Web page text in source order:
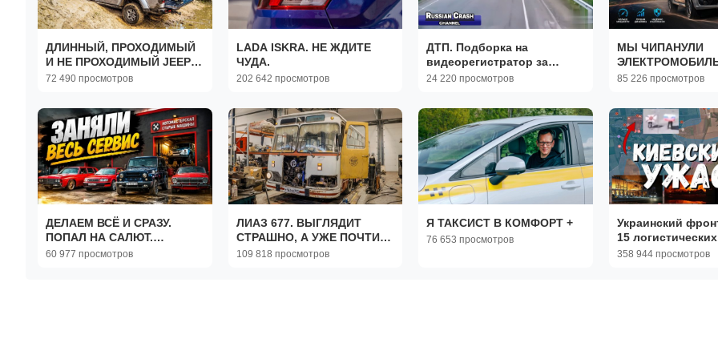
ДЛИННЫЙ, ПРОХОДИМЫЙ
И НЕ ПРОХОДИМЫЙ JEEP
GLADIATOR.
72 490 просмотров
LADA ISKRA. НЕ ЖДИТЕ
ЧУДА.
202 642 просмотров
ДТП. Подборка на
видеорегистратор за
05.08.2026 Август 2026
24 220 просмотров
МЫ ЧИПАНУЛИ
ПОЕХАЛ !!!
85 226 просмотров
ДЕЛАЕМ ВСЁ И СРАЗУ.
ПОПАЛ НА САЛЮТ.
ФРОНТЕРИК СНОВА
60 977 просмотров
ЛИАЗ 677. ВЫГЛЯДИТ
СТРАШНО, А УЖЕ ПОЧТИ
ВЫЕЗД.
109 818 просмотров
Я ТАКСИСТ В КОМФОРТ +
76 653 просмотров
Украинский
15
на Украине.
358 944 просмотров